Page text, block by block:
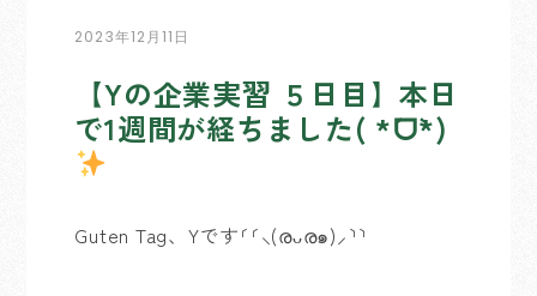
2023年12月11日
【Yの企業実習 ５日目】本日
で1週間が経ちました( *´ᗜ`*)
Guten Tag、Yです⸂⸂⸜(രᴗര๑)⸝⸃⸃